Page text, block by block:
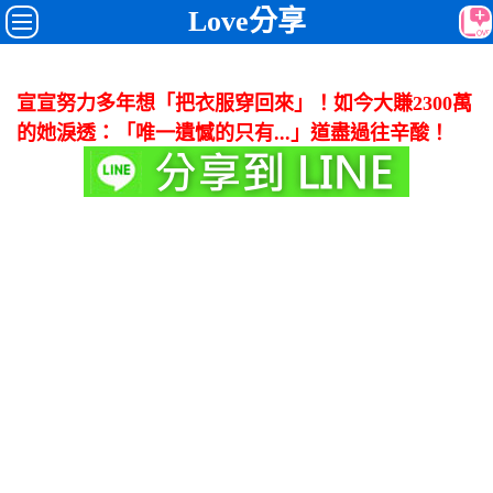
Love分享
宣宣努力多年想「把衣服穿回來」！如今大賺2300萬
的她淚透：「唯一遺憾的只有...」道盡過往辛酸！